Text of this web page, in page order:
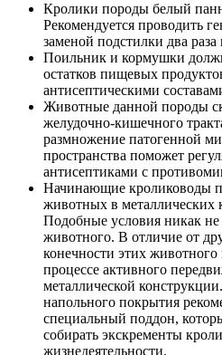
Кролики породы белый
Рекомендуется проводить
заменой подстилки два
Поильник и кормушки
остатков пищевых
антисептическими
Животные данной породы
желудочно-кишечного
размножение патогенной
пространства поможет
антисептиками с
Начинающие кролиководы
животных в металлических
Подобные условия никак не
животного. В отличие от
конечности этих
процессе активного
металлической
напольного покрытия
специальный поддон,
собирать экскременты
жизнедеятельности.